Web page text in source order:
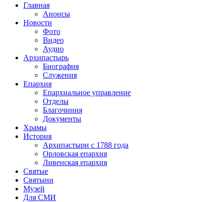
Главная
Анонсы
Новости
Фото
Видео
Аудио
Архипастырь
Биография
Служения
Епархия
Епархиальное управление
Отделы
Благочиния
Документы
Храмы
История
Архипастыри с 1788 года
Орловская епархия
Ливенская епархия
Святые
Святыни
Музей
Для СМИ